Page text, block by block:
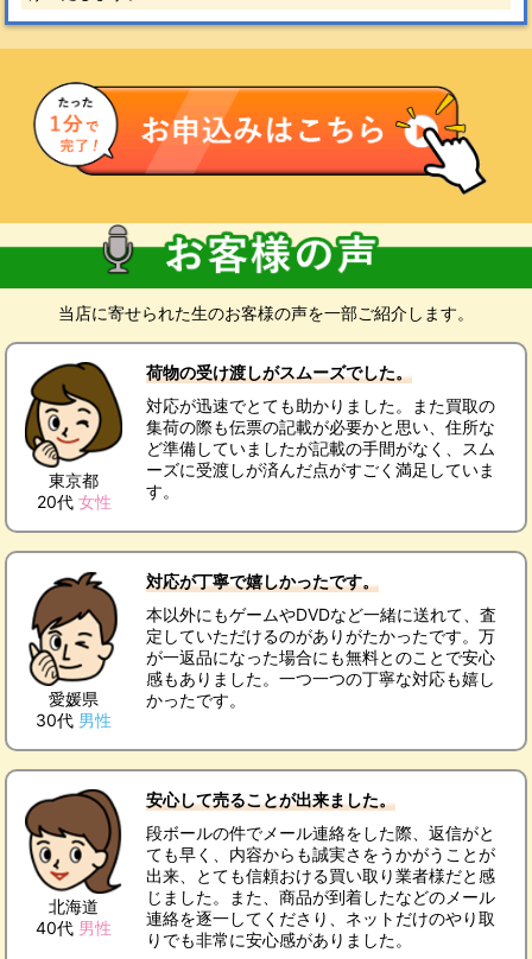
当店に寄せられた生のお客様の声を一部ご紹介します。
東京都
20代 女性
荷物の受け渡しがスムーズでした。
対応が迅速でとても助かりました。また買取の
集荷の際も伝票の記載が必要かと思い、住所な
ど準備していましたが記載の手間がなく、スム
ーズに受渡しが済んだ点がすごく満足していま
す。
愛媛県
30代 男性
対応が丁寧で嬉しかったです。
本以外にもゲームやDVDなど一緒に送れて、査
定していただけるのがありがたかったです。万
が一返品になった場合にも無料とのことで安心
感もありました。一つ一つの丁寧な対応も嬉し
かったです。
北海道
40代 男性
安心して売ることが出来ました。
段ボールの件でメール連絡をした際、返信がと
ても早く、内容からも誠実さをうかがうことが
出来、とても信頼おける買い取り業者様だと感
じました。また、商品が到着したなどのメール
連絡を逐一してくださり、ネットだけのやり取
りでも非常に安心感がありました。